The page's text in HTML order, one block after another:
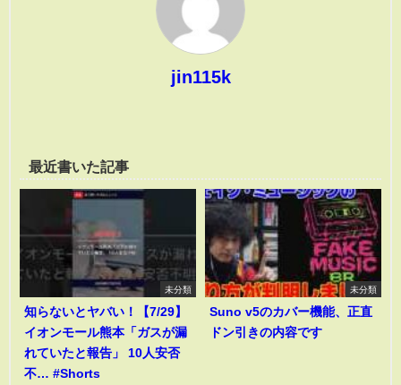
jin115k
最近書いた記事
未分類
知らないとヤバい！【7/29】
イオンモール熊本「ガスが漏
れていたと報告」 10人安否
不… #Shorts
未分類
Suno v5のカバー機能、正直
ドン引きの内容です